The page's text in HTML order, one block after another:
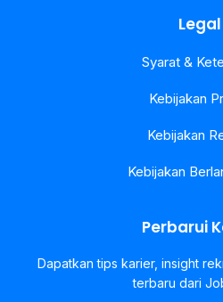
Legal
Syarat &
Kebijakan
Kebijakan
Kebijakan
Perbarui
Dapatkan tips karier, insight
terbaru dari